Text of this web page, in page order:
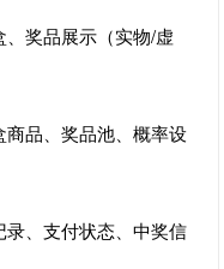
奖品展示（实物/虚
品、奖品池、概率设
、支付状态、中奖信